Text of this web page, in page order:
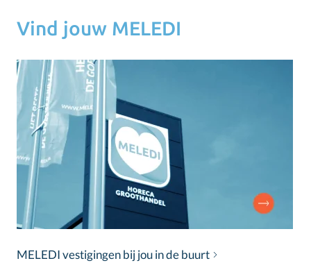
Vind jouw MELEDI
MELEDI vestigingen bij jou in de buurt